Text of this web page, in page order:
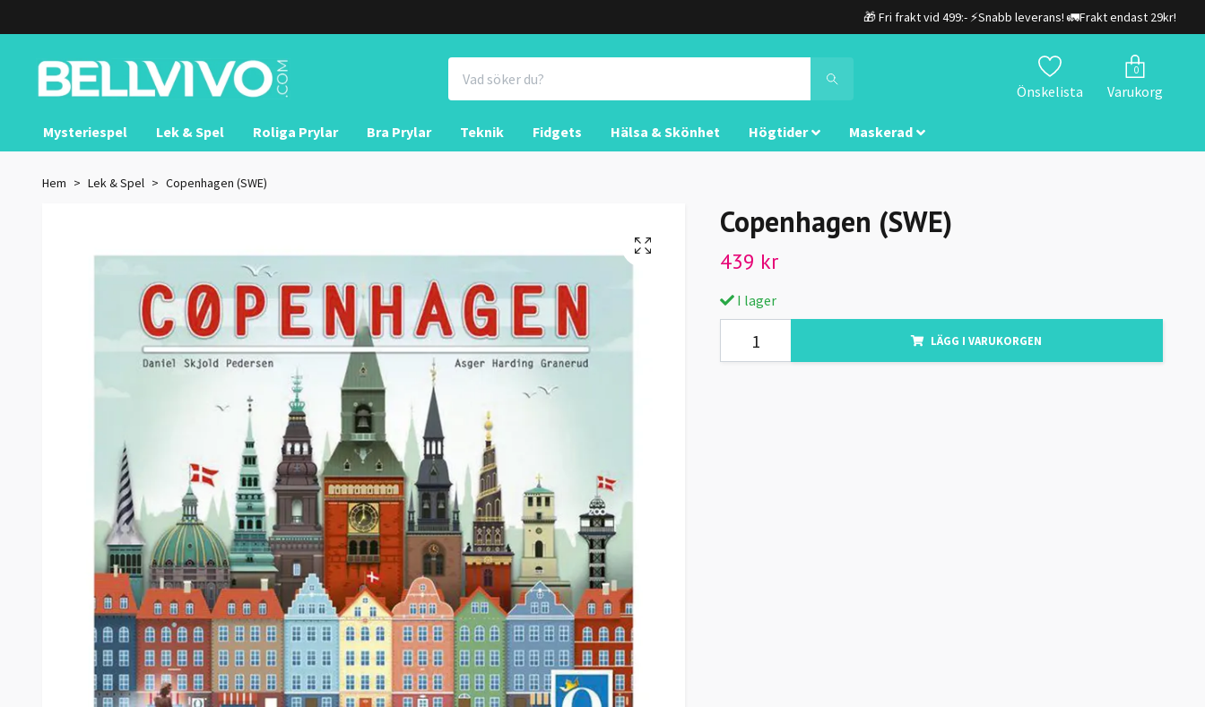
🎁 Fri frakt vid 499:- ⚡Snabb leverans! 🚛Frakt endast 29kr!
Önskelista
0
Varukorg
Mysteriespel Lek & Spel Roliga Prylar Bra Prylar Teknik Fidgets Hälsa & Skönhet Högtider Maskerad
Hem Lek & Spel Copenhagen (SWE)
Copenhagen (SWE)
439 kr
I lager
LÄGG I VARUKORGEN